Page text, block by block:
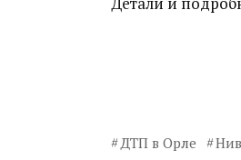
ДТП в Орле